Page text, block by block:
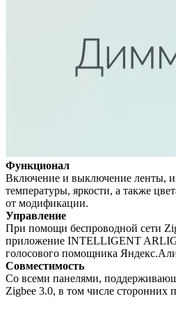
Функционал
Включение и выключение ленты,
температуры, яркости, а также
от модификации.
Управление
При помощи беспроводной сети
приложение INTELLIGENT
голосового помощника
Совместимость
Со всеми панелями,
Zigbee 3.0, в том числе сторонних